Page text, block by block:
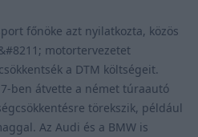
főnöke azt nyilatkozta, közös
motortervezetet
a DTM költségeit.
ben átvette a német túraautó
törekszik, például
Az Audi és a BMW is